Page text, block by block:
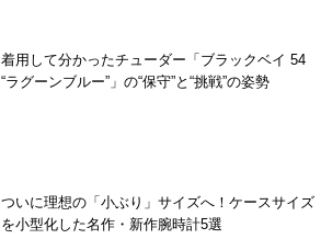
着用して分かったチューダー「ブラックベイ 54
“ラグーンブルー”」の“保守”と“挑戦”の姿勢
ついに理想の「小ぶり」サイズへ！ケースサイズ
を小型化した名作・新作腕時計5選